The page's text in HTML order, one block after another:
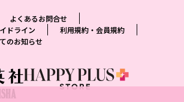
庫
プ
購読デジタル
ャンプ
イト
- 知の水先案内人
ニオン imidas
文庫公式サイト
コバルト
S-KIDS.LAND
よくあるお問合せ
ドライン
利用規約・会員規約
のお知らせ